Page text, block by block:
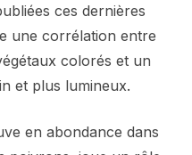
ces dernières
une corrélation entre
colorés et un
et plus lumineux.
en abondance dans